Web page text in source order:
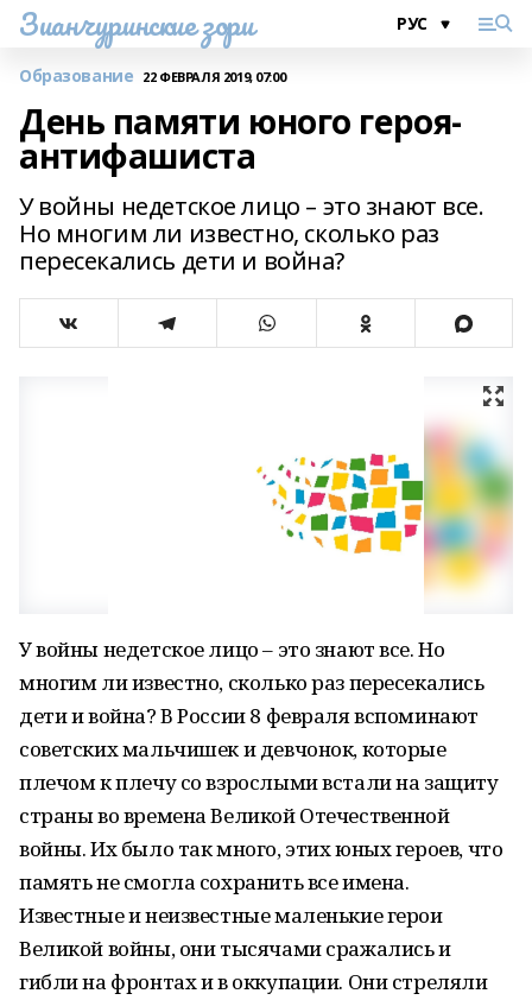
Зианчуринские зори
Образование 22 ФЕВРАЛЯ 2019, 07:00
День памяти юного героя-
антифашиста
У войны недетское лицо – это знают все.
Но многим ли известно, сколько раз
пересекались дети и война?
У войны недетское лицо – это знают все. Но
многим ли известно, сколько раз пересекались
дети и война? В России 8 февраля вспоминают
советских мальчишек и девчонок, которые
плечом к плечу со взрослыми встали на защиту
страны во времена Великой Отечественной
войны. Их было так много, этих юных героев, что
память не смогла сохранить все имена.
Известные и неизвестные маленькие герои
Великой войны, они тысячами сражались и
гибли на фронтах и в оккупации. Они стреляли